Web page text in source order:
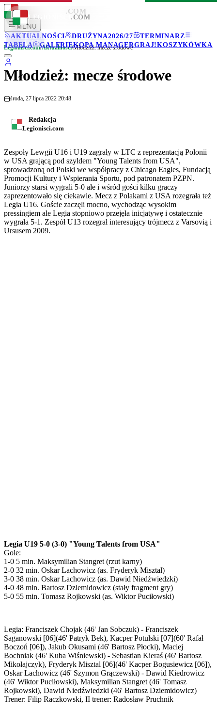
LEGIONISCI .COM
MENU
AKTUALNOŚCI
DRUŻYNA2026/27
TERMINARZ
TABELA
GALERIEKOPA MANAGERGRAJ!KOSZYKÓWKA
LEGIONISCI .COM
Legionisci.com/Aktualności/Młodzież: mecze środowe
Młodzież: mecze środowe
środa, 27 lipca 2022 20:48
Redakcja
Legionisci.com
Zespoły Lewgii U16 i U19 zagrały w LTC z reprezentacją Polonii
w USA grającą pod szyldem "Young Talents from USA",
sprowadzoną od Polski we współpracy z Chicago Eagles, Fundacją
Promocji Kultury i Wspierania Sportu, pod patronatem PZPN.
Juniorzy starsi wygrali 5-0 ale i wśród gości kilku graczy
zaprezentowało się ciekawie. Mecz z Polakami z USA rozegrała też
Legia U16. Goście zaczęli mocno, wychodząc wysokim
pressingiem ale Legia stopniowo przejęła inicjatywę i ostatecznie
wygrała 5-1. Zespół U13 rozegrał interesujący trójmecz z Varsovią i
Ursusem 2009.
Legia U19 5-0 (3-0) "Young Talents from USA"
Gole:
1-0 5 min. Maksymilian Stangret (rzut karny)
2-0 32 min. Oskar Lachowicz (as. Fryderyk Misztal)
3-0 38 min. Oskar Lachowicz (as. Dawid Niedźwiedzki)
4-0 48 min. Bartosz Dziemidowicz (stały fragment gry)
5-0 55 min. Tomasz Rojkowski (as. Wiktor Puciłowski)
Legia: Franciszek Chojak (46' Jan Sobczuk) - Franciszek
Saganowski [06](46' Patryk Bek), Kacper Potulski [07](60' Rafał
Boczoń [06]), Jakub Okusami (46' Bartosz Płocki), Maciej
Bochniak (46' Kuba Wiśniewski) - Sebastian Kieraś (46' Bartosz
Mikołajczyk), Fryderyk Misztal [06](46' Kacper Bogusiewicz [06]),
Oskar Lachowicz (46' Szymon Grączewski) - Dawid Kiedrowicz
(46' Wiktor Puciłowski), Maksymilian Stangret (46' Tomasz
Rojkowski), Dawid Niedźwiedzki (46' Bartosz Dziemidowicz)
Trener: Filip Raczkowski, II trener: Radosław Pruchnik